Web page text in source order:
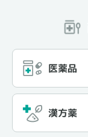
医薬品
漢方薬